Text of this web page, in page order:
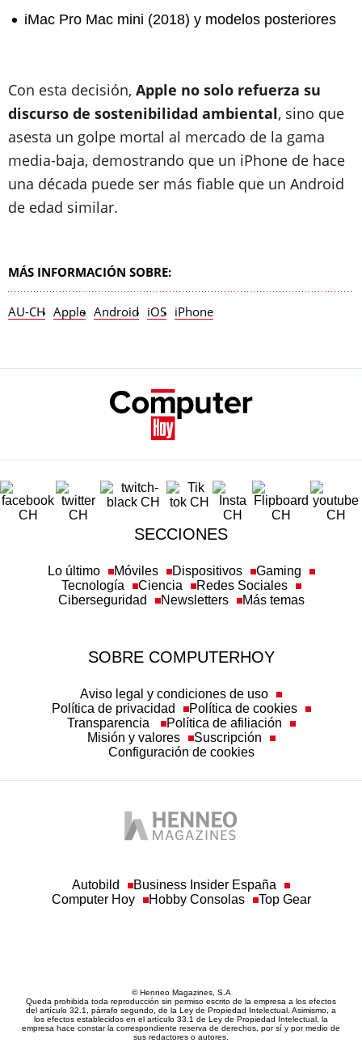
iMac Pro Mac mini (2018) y modelos posteriores
Con esta decisión, Apple no solo refuerza su
discurso de sostenibilidad ambiental, sino que
asesta un golpe mortal al mercado de la gama
media-baja, demostrando que un iPhone de hace
una década puede ser más fiable que un Android
de edad similar.
MÁS INFORMACIÓN SOBRE:
AU-CH Apple Android iOS iPhone
SECCIONES
Lo último Móviles Dispositivos
Gaming
Tecnología
Ciencia
Redes Sociales
Ciberseguridad
Newsletters Más temas
SOBRE COMPUTERHOY
Aviso legal y condiciones de uso
Política de privacidad
Política de cookies
Transparencia
Política de afiliación
Misión y valores
Suscripción
Configuración de cookies
Autobild
Business Insider España
Computer Hoy
Hobby Consolas Top Gear
© Henneo Magazines, S.A
Queda prohibida toda reproducción sin permiso escrito de la empresa a los efectos
del artículo 32.1, párrafo segundo, de la Ley de Propiedad Intelectual. Asimismo, a
los efectos establecidos en el artículo 33.1 de Ley de Propiedad Intelectual, la
empresa hace constar la correspondiente reserva de derechos, por sí y por medio de
sus redactores o autores.